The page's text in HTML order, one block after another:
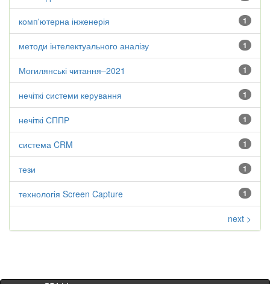
1
комп'ютерна інженерія
1
методи інтелектуального аналізу
1
Могилянські читання–2021
1
нечіткі системи керування
1
нечіткі СППР
1
система CRM
1
тези
1
технологія Screen Capture
next >